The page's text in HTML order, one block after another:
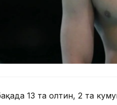
13 та олтин, 2 та